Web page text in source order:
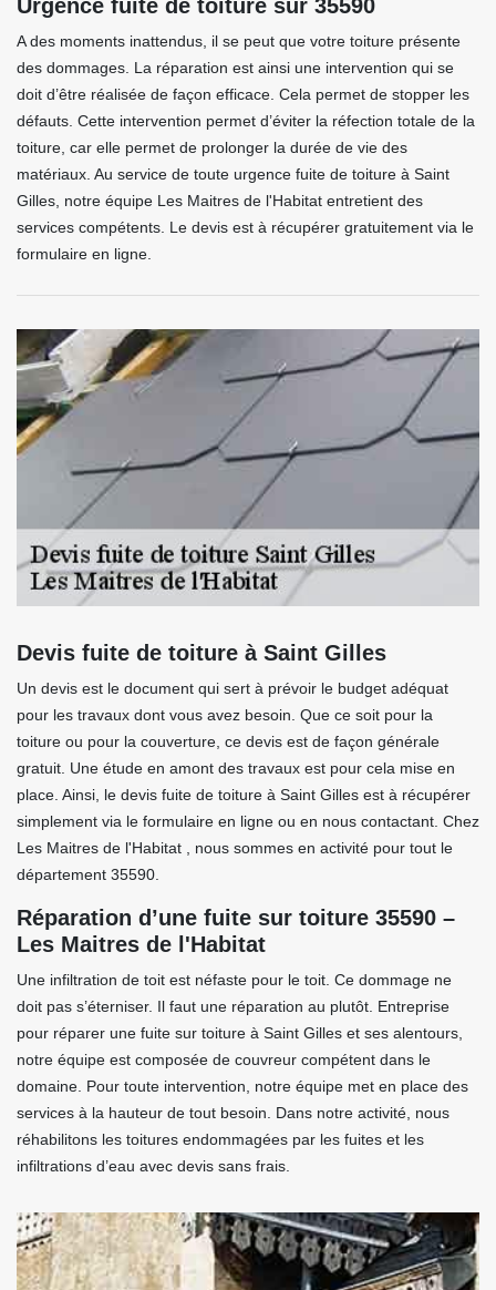
Urgence fuite de toiture sur 35590
A des moments inattendus, il se peut que votre toiture présente
des dommages. La réparation est ainsi une intervention qui se
doit d’être réalisée de façon efficace. Cela permet de stopper les
défauts. Cette intervention permet d’éviter la réfection totale de la
toiture, car elle permet de prolonger la durée de vie des
matériaux. Au service de toute urgence fuite de toiture à Saint
Gilles, notre équipe Les Maitres de l'Habitat entretient des
services compétents. Le devis est à récupérer gratuitement via le
formulaire en ligne.
Devis fuite de toiture à Saint Gilles
Un devis est le document qui sert à prévoir le budget adéquat
pour les travaux dont vous avez besoin. Que ce soit pour la
toiture ou pour la couverture, ce devis est de façon générale
gratuit. Une étude en amont des travaux est pour cela mise en
place. Ainsi, le devis fuite de toiture à Saint Gilles est à récupérer
simplement via le formulaire en ligne ou en nous contactant. Chez
Les Maitres de l'Habitat , nous sommes en activité pour tout le
département 35590.
Réparation d’une fuite sur toiture 35590 –
Les Maitres de l'Habitat
Une infiltration de toit est néfaste pour le toit. Ce dommage ne
doit pas s’éterniser. Il faut une réparation au plutôt. Entreprise
pour réparer une fuite sur toiture à Saint Gilles et ses alentours,
notre équipe est composée de couvreur compétent dans le
domaine. Pour toute intervention, notre équipe met en place des
services à la hauteur de tout besoin. Dans notre activité, nous
réhabilitons les toitures endommagées par les fuites et les
infiltrations d’eau avec devis sans frais.